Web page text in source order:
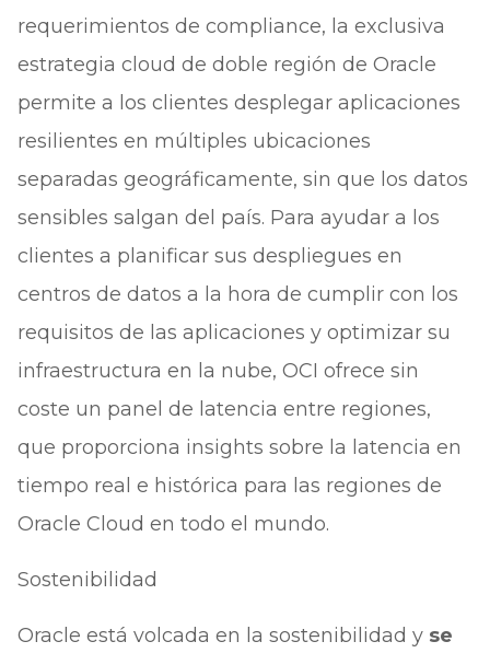
requerimientos de compliance, la exclusiva
estrategia cloud de doble región de Oracle
permite a los clientes desplegar aplicaciones
resilientes en múltiples ubicaciones
separadas geográficamente, sin que los datos
sensibles salgan del país. Para ayudar a los
clientes a planificar sus despliegues en
centros de datos a la hora de cumplir con los
requisitos de las aplicaciones y optimizar su
infraestructura en la nube, OCI ofrece sin
coste un panel de latencia entre regiones,
que proporciona insights sobre la latencia en
tiempo real e histórica para las regiones de
Oracle Cloud en todo el mundo.
Sostenibilidad
Oracle está volcada en la sostenibilidad y se